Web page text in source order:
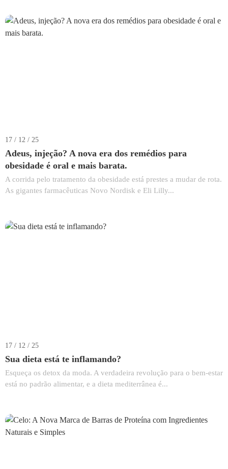
17 / 12 / 25
Adeus, injeção? A nova era dos remédios para
obesidade é oral e mais barata.
A corrida pelo tratamento da obesidade está prestes a mudar de rota.
As gigantes farmacêuticas Novo Nordisk e Eli Lilly...
17 / 12 / 25
Sua dieta está te inflamando?
Esqueça os detox da moda. A verdadeira revolução para o bem-estar
está no padrão alimentar, e a dieta mediterrânea é...